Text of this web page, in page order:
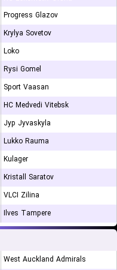
Progress Glazov
Krylya Sovetov
Loko
Rysi Gomel
Sport Vaasan
HC Medvedi Vitebsk
Jyp Jyvaskyla
Lukko Rauma
Kulager
Kristall Saratov
VLCI Zilina
Ilves Tampere
West Auckland Admirals